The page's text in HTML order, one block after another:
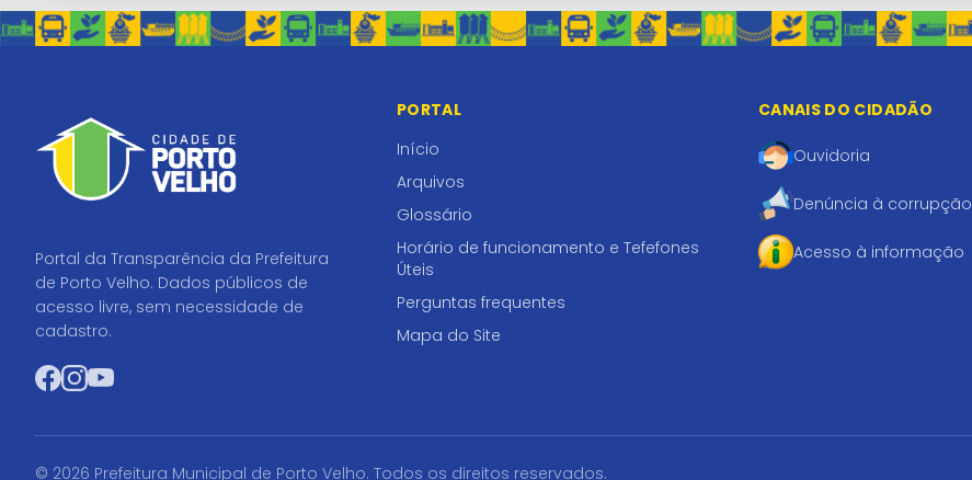
Portal da Transparência da Prefeitura
de Porto Velho. Dados públicos de
acesso livre, sem necessidade de
cadastro.
Facebook
Instagram
YouTube
PORTAL
Início
Arquivos
Glossário
Horário de funcionamento e Tefefones
Úteis
Perguntas frequentes
Mapa do Site
CANAIS DO CIDADÃO
Ouvidoria
Denúncia à corrupção
Acesso à informação
© 2026 Prefeitura Municipal de Porto Velho. Todos os direitos reservados.